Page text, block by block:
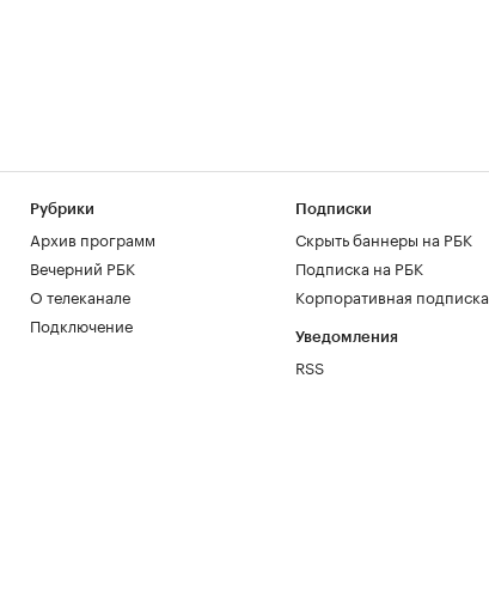
Рубрики
Архив программ
Вечерний РБК
О телеканале
Подключение
Подписки
Скрыть баннеры на РБК
Подписка на РБК
Корпоративная подписка
Уведомления
RSS